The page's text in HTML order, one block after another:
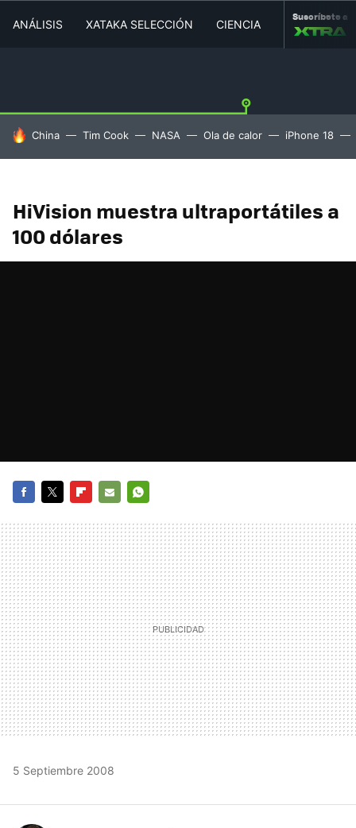
ANÁLISIS XATAKA SELECCIÓN CIENCIA MOVILIDAD
Suscríbete a
HOY SE HABLA DE
China Tim Cook NASA Ola de calor iPhone 18
HiVision muestra ultraportátiles a
100 dólares
MAIL
5 Septiembre 2008